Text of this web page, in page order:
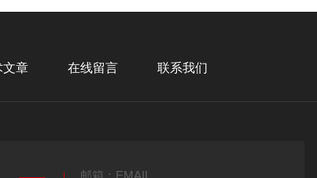
文章 在线留言 联系我们
邮箱：EMAIL